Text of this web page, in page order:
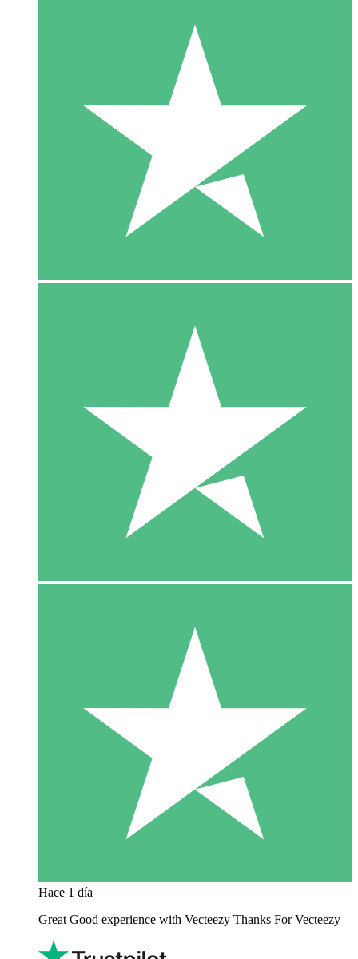
Hace 1 día
Great Good experience with Vecteezy Thanks For Vecteezy